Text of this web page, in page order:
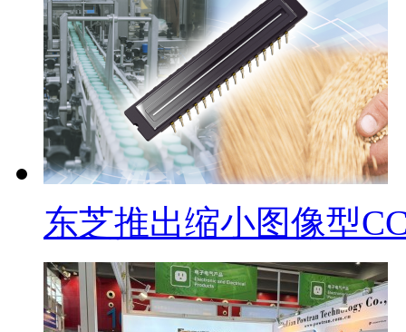
东芝推出缩小图像型